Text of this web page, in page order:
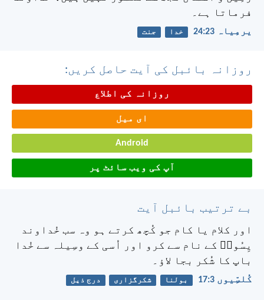
فرماتا ہے۔
یرمِیاہ 23:‏24 خدا جنت
روزانہ بائبل کی آیت حاصل کریں:
روزانہ کی اطلاع
ای میل
Android
آپ کی ویب سائٹ پر
بے ترتیب بائبل آیت
اور کلام یا کام جو کُچھ کرتے ہو وہ سب خُداوند
یِسُوعؔ کے نام سے کرو اور اُسی کے وسِیلہ سے خُدا
باپ کا شُکر بجا لاؤ۔
کُلسِّیوں 3:‏17 بولنا شکرگزاری درج ذیل